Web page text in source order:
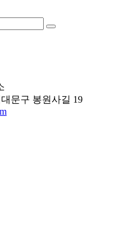
문구 봉원사길 19